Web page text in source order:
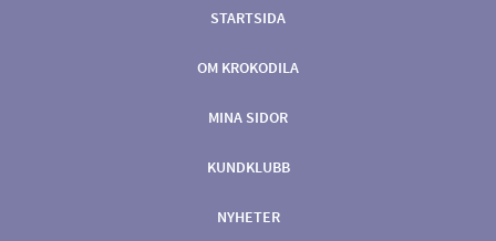
STARTSIDA
OM KROKODILA
MINA SIDOR
KUNDKLUBB
NYHETER